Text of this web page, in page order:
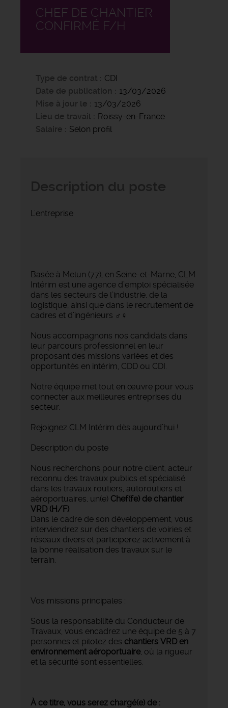
CHEF DE CHANTIER
CONFIRMÉ F/H
Type de contrat
CDI
Date de publication
13/03/2026
Mise à jour le
13/03/2026
Lieu de travail
Roissy-en-France
Salaire
Selon profil
L'entreprise
Basée à Melun (77), en Seine-et-Marne, CLM
Intérim est une agence d’emploi spécialisée
dans les secteurs de l’industrie, de la
logistique, ainsi que dans le recrutement de
cadres et d’ingénieurs ‍♂️‍♀️
Nous accompagnons nos candidats dans
leur parcours professionnel en leur
proposant des missions variées et des
opportunités en intérim, CDD ou CDI.
Notre équipe met tout en œuvre pour vous
connecter aux meilleures entreprises du
secteur.
Rejoignez CLM Intérim dès aujourd’hui !
Description du poste
Nous recherchons pour notre client, acteur
reconnu des travaux publics et spécialisé
dans les travaux routiers, autoroutiers et
aéroportuaires, un(e) Chef(fe) de chantier
VRD (H/F).
Dans le cadre de son développement, vous
interviendrez sur des chantiers de voiries et
réseaux divers et participerez activement à
la bonne réalisation des travaux sur le
terrain.
Vos missions principales :
Sous la responsabilité du Conducteur de
Travaux, vous encadrez une équipe de 5 à 7
personnes et pilotez des chantiers VRD en
environnement aéroportuaire, où la rigueur
et la sécurité sont essentielles.
À ce titre, vous serez chargé(e) de :